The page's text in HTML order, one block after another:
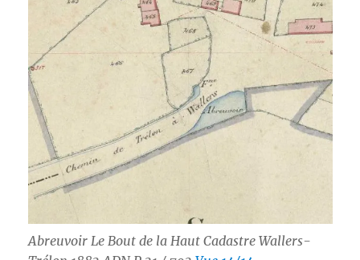
Abreuvoir Le Bout de la Haut Cadastre Wallers-